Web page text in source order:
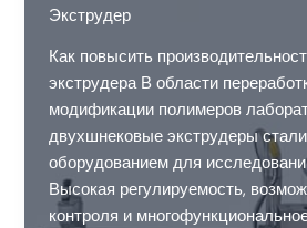
Экструдер
Как повысить
экструдера В области
модификации полимеров
двухшнековые экструдеры
оборудованием для
Высокая регулируемость,
контроля и